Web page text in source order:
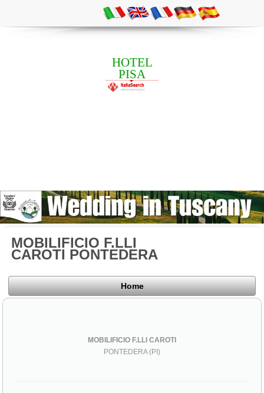
HOTEL
PISA
MOBILIFICIO F.LLI
CAROTI PONTEDERA
Home
MOBILIFICIO F.LLI CAROTI
PONTEDERA (PI)